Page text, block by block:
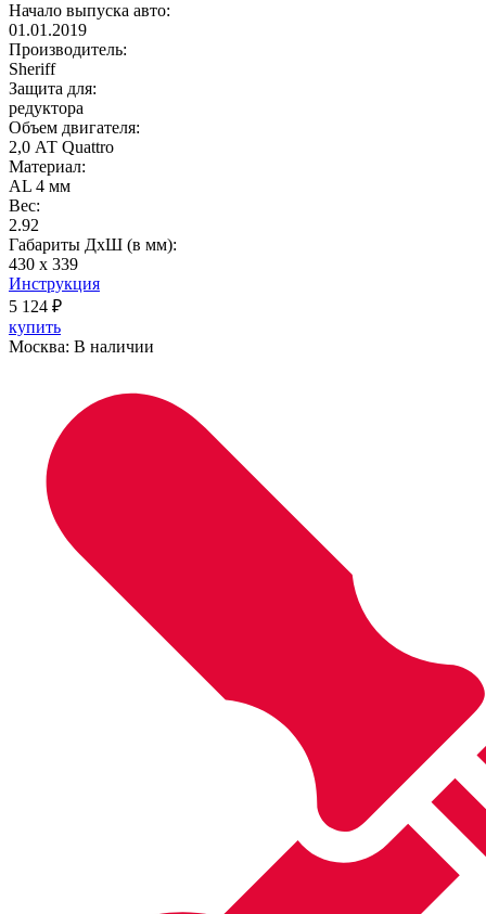
Начало выпуска авто:
01.01.2019
Производитель:
Sheriff
Защита для:
редуктора
Объем двигателя:
2,0 АТ Quattro
Материал:
AL 4 мм
Вес:
2.92
Габариты ДхШ (в мм):
430 х 339
Инструкция
5 124 ₽
купить
Москва: В наличии